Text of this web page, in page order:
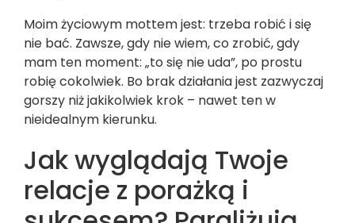
Moim życiowym mottem jest: trzeba robić i się
nie bać. Zawsze, gdy nie wiem, co zrobić, gdy
mam ten moment: „to się nie uda”, po prostu
robię cokolwiek. Bo brak działania jest zazwyczaj
gorszy niż jakikolwiek krok – nawet ten w
nieidealnym kierunku.
Jak wyglądają Twoje
relacje z porażką i